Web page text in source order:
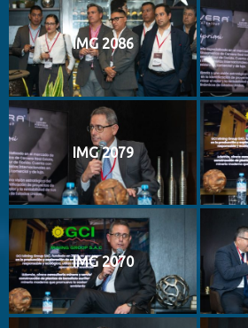
IMG 2086
IMG 2079
IMG 2070